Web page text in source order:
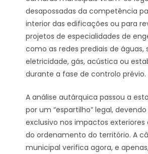
desapossadas da competência
interior das edificações ou para
projetos de especialidades de
como as redes prediais de águas,
eletricidade, gás, acústica ou
durante a fase de controlo prévio.
A análise autárquica passou a
por um “espartilho” legal,
exclusivo nos impactos exteriores
do ordenamento do território. A
municipal verifica agora, e